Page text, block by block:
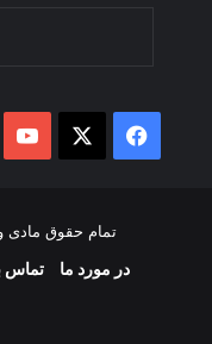
Facebook
تمام حقوق مادی
در مورد ما تماس